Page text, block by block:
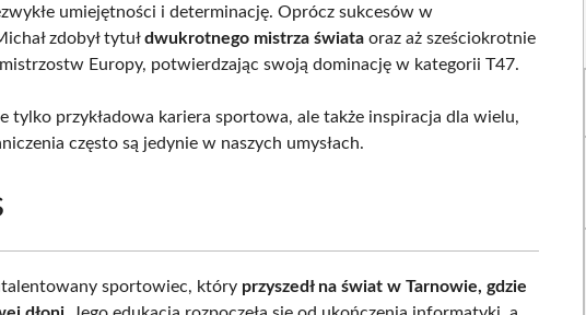
umiejętności i determinację. Oprócz sukcesów w
zdobył tytułdwukrotnego mistrza świata oraz aż sześciokrotnie
Europy, potwierdzając swoją dominację w kategorii T47.
tylko przykładowa kariera sportowa, ale także inspiracja dla wielu,
często są jedynie w naszych umysłach.
sportowiec, który przyszedł na świat w Tarnowie, gdzie